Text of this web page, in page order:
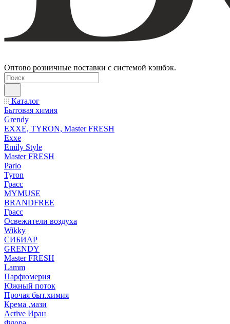
Оптово розничные поставки с системой кэшбэк.
Каталог
Бытовая химия
Grendy
EXXE, TYRON, Master FRESH
Exxe
Emily Style
Master FRESH
Parlo
Tyron
Грасс
MYMUSE
BRANDFREE
Грасс
Освежители воздуха
Wikky
СИБИАР
GRENDY
Master FRESH
Lamm
Парфюмерия
Южный поток
Прочая быт.химия
Крема ,мази
Аctive Иран